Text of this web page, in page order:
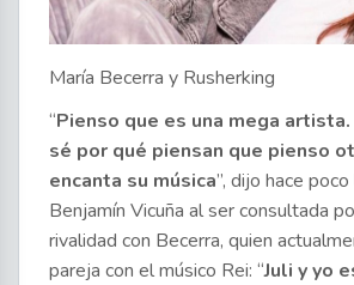
María Becerra y Rusherking
“Pienso que es una mega
sé por qué piensan que pienso
encanta su música”, dijo hace
Benjamín Vicuña al ser consultada
rivalidad con Becerra, quien
pareja con el músico Rei: “Juli y yo